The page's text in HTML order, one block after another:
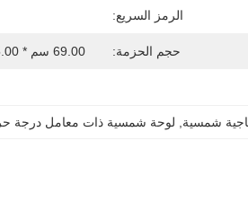
الرمز السريع:
حجم الحزمة: 69.00 سم * 45.00 سم * 0.90 سم
لوحة شمسية ذات معامل درجة